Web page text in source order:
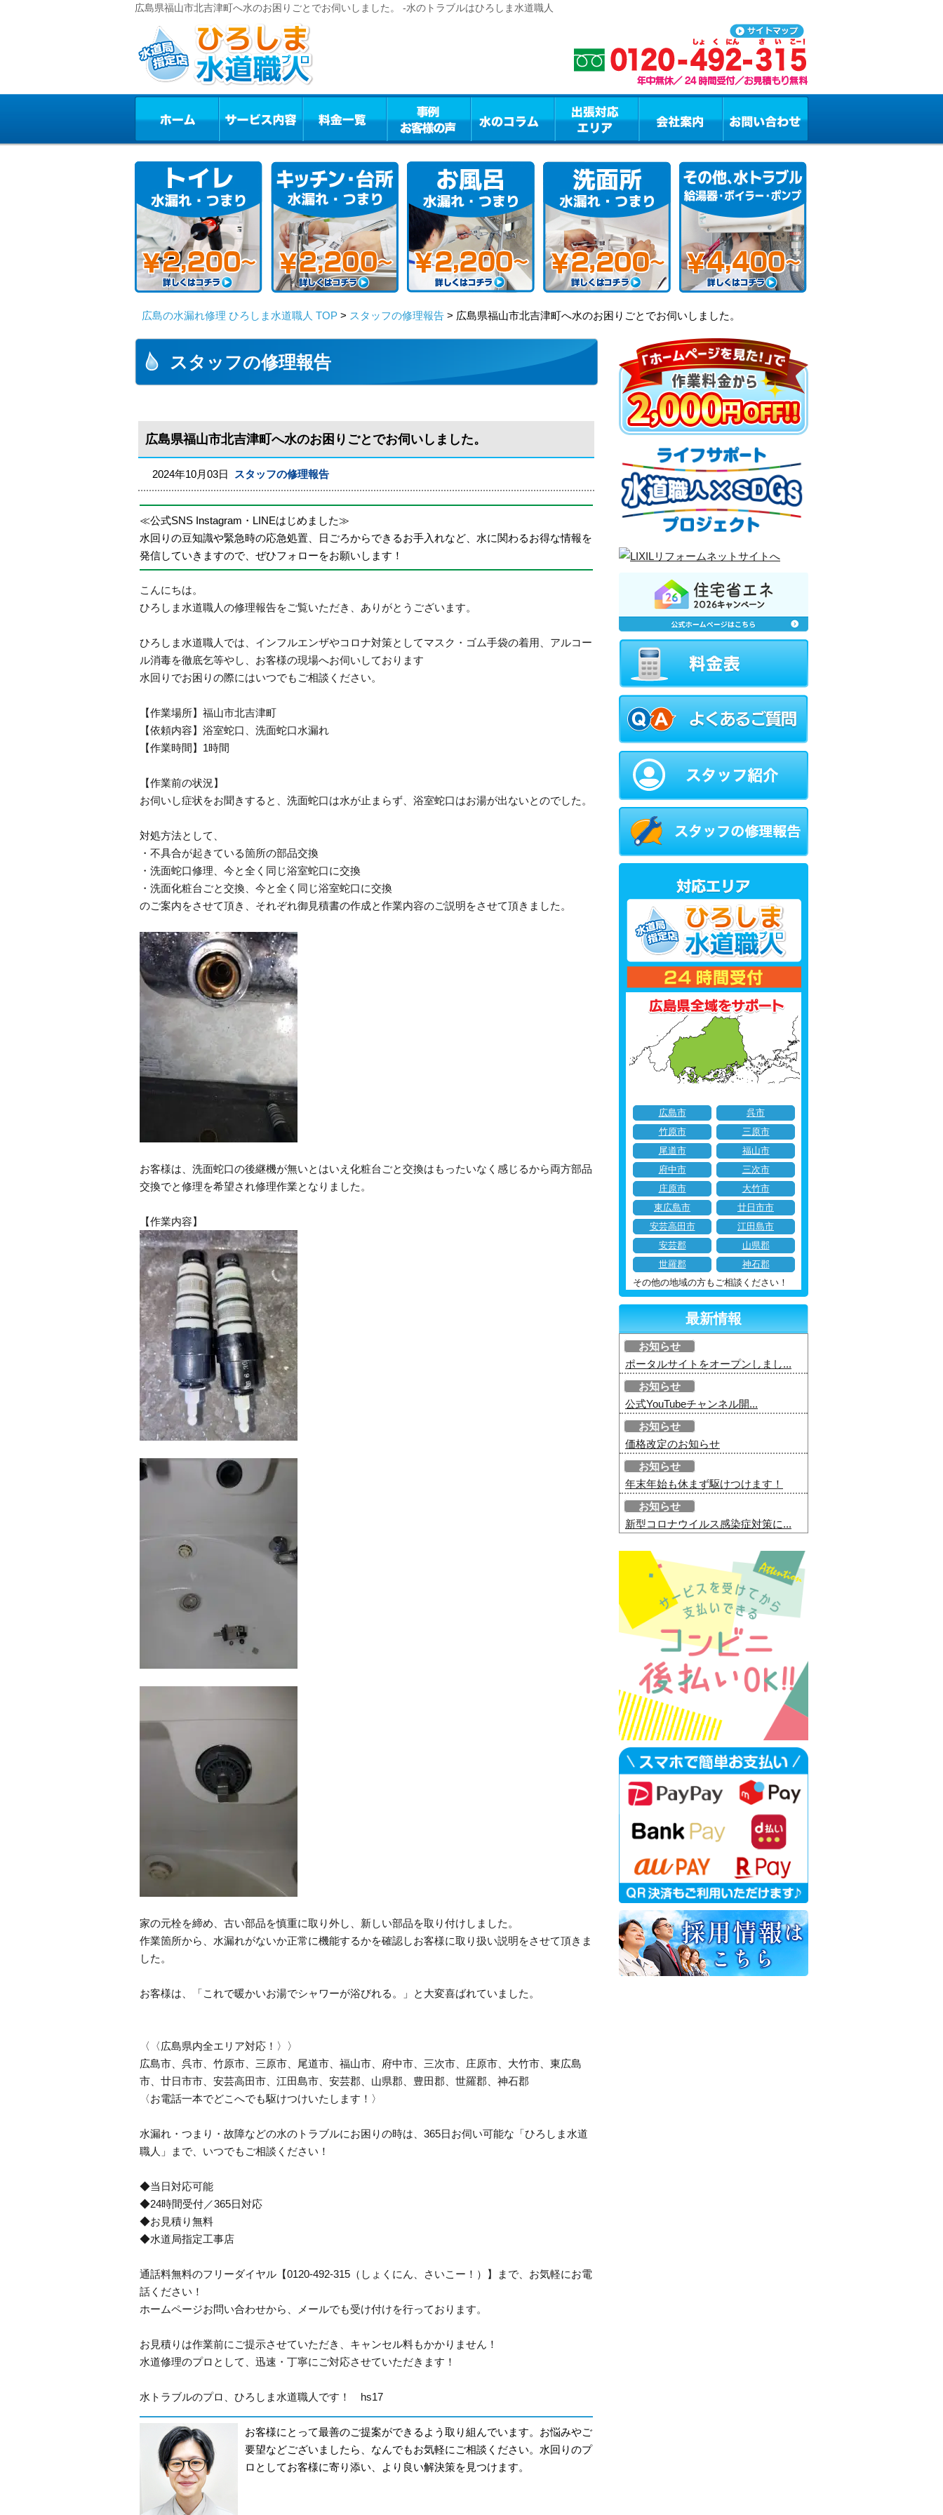
広島県福山市北吉津町へ水のお困りごとでお伺いしました。 -水のトラブルはひろしま水道職人
広島の水漏れ修理 ひろしま水道職人 TOP > スタッフの修理報告 > 広島県福山市北吉津町へ水のお困りごとでお伺いしました。
スタッフの修理報告
広島県福山市北吉津町へ水のお困りごとでお伺いしました。
2024年10月03日 スタッフの修理報告
≪公式SNS Instagram・LINEはじめました≫
水回りの豆知識や緊急時の応急処置、日ごろからできるお手入れなど、水に関わるお得な情報を
発信していきますので、ぜひフォローをお願いします！
こんにちは。
ひろしま水道職人の修理報告をご覧いただき、ありがとうございます。
ひろしま水道職人では、インフルエンザやコロナ対策としてマスク・ゴム手袋の着用、アルコー
ル消毒を徹底乞等やし、お客様の現場へお伺いしております
水回りでお困りの際にはいつでもご相談ください。
【作業場所】福山市北吉津町
【依頼内容】浴室蛇口、洗面蛇口水漏れ
【作業時間】1時間
【作業前の状況】
お伺いし症状をお聞きすると、洗面蛇口は水が止まらず、浴室蛇口はお湯が出ないとのでした。
対処方法として、
・不具合が起きている箇所の部品交換
・洗面蛇口修理、今と全く同じ浴室蛇口に交換
・洗面化粧台ごと交換、今と全く同じ浴室蛇口に交換
のご案内をさせて頂き、それぞれ御見積書の作成と作業内容のご説明をさせて頂きました。
お客様は、洗面蛇口の後継機が無いとはいえ化粧台ごと交換はもったいなく感じるから両方部品
交換でと修理を希望され修理作業となりました。
【作業内容】
家の元栓を締め、古い部品を慎重に取り外し、新しい部品を取り付けしました。
作業箇所から、水漏れがないか正常に機能するかを確認しお客様に取り扱い説明をさせて頂きま
した。
お客様は、「これで暖かいお湯でシャワーが浴びれる。」と大変喜ばれていました。
〈〈広島県内全エリア対応！〉〉
広島市、呉市、竹原市、三原市、尾道市、福山市、府中市、三次市、庄原市、大竹市、東広島
市、廿日市市、安芸高田市、江田島市、安芸郡、山県郡、豊田郡、世羅郡、神石郡
〈お電話一本でどこへでも駆けつけいたします！〉
水漏れ・つまり・故障などの水のトラブルにお困りの時は、365日お伺い可能な「ひろしま水道
職人」まで、いつでもご相談ください！
◆当日対応可能
◆24時間受付／365日対応
◆お見積り無料
◆水道局指定工事店
通話料無料のフリーダイヤル【0120-492-315（しょくにん、さいこー！）】まで、お気軽にお電
話ください！
ホームページお問い合わせから、メールでも受け付けを行っております。
お見積りは作業前にご提示させていただき、キャンセル料もかかりません！
水道修理のプロとして、迅速・丁寧にご対応させていただきます！
水トラブルのプロ、ひろしま水道職人です！ hs17
お客様にとって最善のご提案ができるよう取り組んでいます。お悩みやご
要望などございましたら、なんでもお気軽にご相談ください。水回りのプ
ロとしてお客様に寄り添い、より良い解決策を見つけます。
広島市
呉市
竹原市
三原市
尾道市
福山市
府中市
三次市
庄原市
大竹市
東広島市
廿日市市
安芸高田市
江田島市
安芸郡
山県郡
世羅郡
神石郡
その他の地域の方もご相談ください！
最新情報
お知らせ
ポータルサイトをオープンしまし...
お知らせ
公式YouTubeチャンネル開...
お知らせ
価格改定のお知らせ
お知らせ
年末年始も休まず駆けつけます！
お知らせ
新型コロナウイルス感染症対策に...